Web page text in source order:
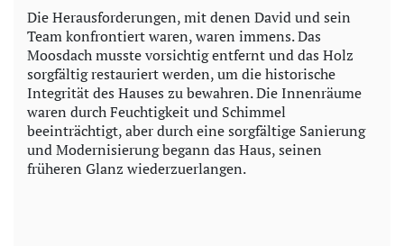
Die Herausforderungen, mit denen David und sein
Team konfrontiert waren, waren immens. Das
Moosdach musste vorsichtig entfernt und das Holz
sorgfältig restauriert werden, um die historische
Integrität des Hauses zu bewahren. Die Innenräume
waren durch Feuchtigkeit und Schimmel
beeinträchtigt, aber durch eine sorgfältige Sanierung
und Modernisierung begann das Haus, seinen
früheren Glanz wiederzuerlangen.